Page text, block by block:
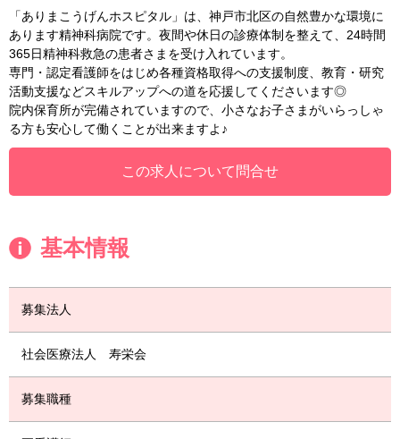
「ありまこうげんホスピタル」は、神戸市北区の自然豊かな環境に
あります精神科病院です。夜間や休日の診療体制を整えて、24時間
365日精神科救急の患者さまを受け入れています。
専門・認定看護師をはじめ各種資格取得への支援制度、教育・研究
活動支援などスキルアップへの道を応援してくださいます◎
院内保育所が完備されていますので、小さなお子さまがいらっしゃ
る方も安心して働くことが出来ますよ♪
この求人について問合せ
基本情報
募集法人
社会医療法人 寿栄会
募集職種